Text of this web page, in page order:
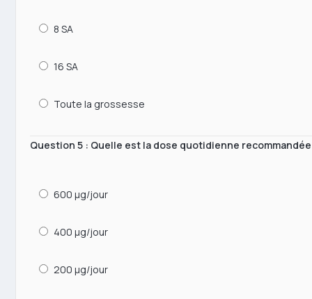
8 SA
16 SA
Toute la grossesse
Question 5 : Quelle est la dose quotidienne
600 μg/jour
400 μg/jour
200 μg/jour